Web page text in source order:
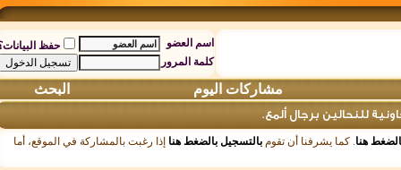
اسم العضو
حفظ البيانات؟
كلمة المرور
مشاركات اليوم البحث
للنحالين برجال ألمع.
هنا. كما يشرفنا أن تقومبالتسجيل بالضغط هناإذا رغبت بالمشاركة في الموقع، أما